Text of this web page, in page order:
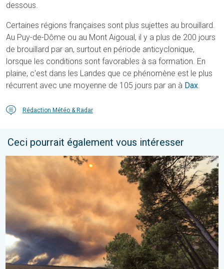
dessous.
Certaines régions françaises sont plus sujettes au brouillard.
Au Puy-de-Dôme ou au Mont Aigoual, il y a plus de 200 jours
de brouillard par an, surtout en période anticyclonique,
lorsque les conditions sont favorables à sa formation. En
plaine, c'est dans les Landes que ce phénomène est le plus
récurrent avec une moyenne de 105 jours par an à Dax.
Rédaction Météo & Radar
Ceci pourrait également vous intéresser
France : incendies monstres et canicule. 116.000 ha